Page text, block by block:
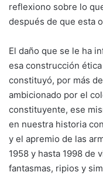
reflexiono sobre lo
después de que esta
El daño que se le ha
esa construcción
constituyó, por más
ambicionado por el
constituyente, ese
en nuestra historia
y el apremio de las
1958 y hasta 1998 de
fantasmas, ripios y